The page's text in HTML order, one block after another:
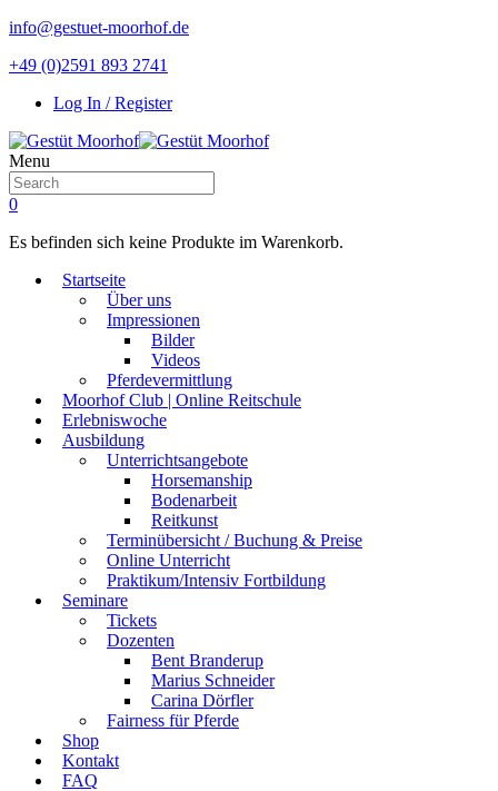
info@gestuet-moorhof.de
+49 (0)2591 893 2741
Log In / Register
Menu
0
Es befinden sich keine Produkte im Warenkorb.
Startseite
Über uns
Impressionen
Bilder
Videos
Pferdevermittlung
Moorhof Club | Online Reitschule
Erlebniswoche
Ausbildung
Unterrichtsangebote
Horsemanship
Bodenarbeit
Reitkunst
Terminübersicht / Buchung & Preise
Online Unterricht
Praktikum/Intensiv Fortbildung
Seminare
Tickets
Dozenten
Bent Branderup
Marius Schneider
Carina Dörfler
Fairness für Pferde
Shop
Kontakt
FAQ